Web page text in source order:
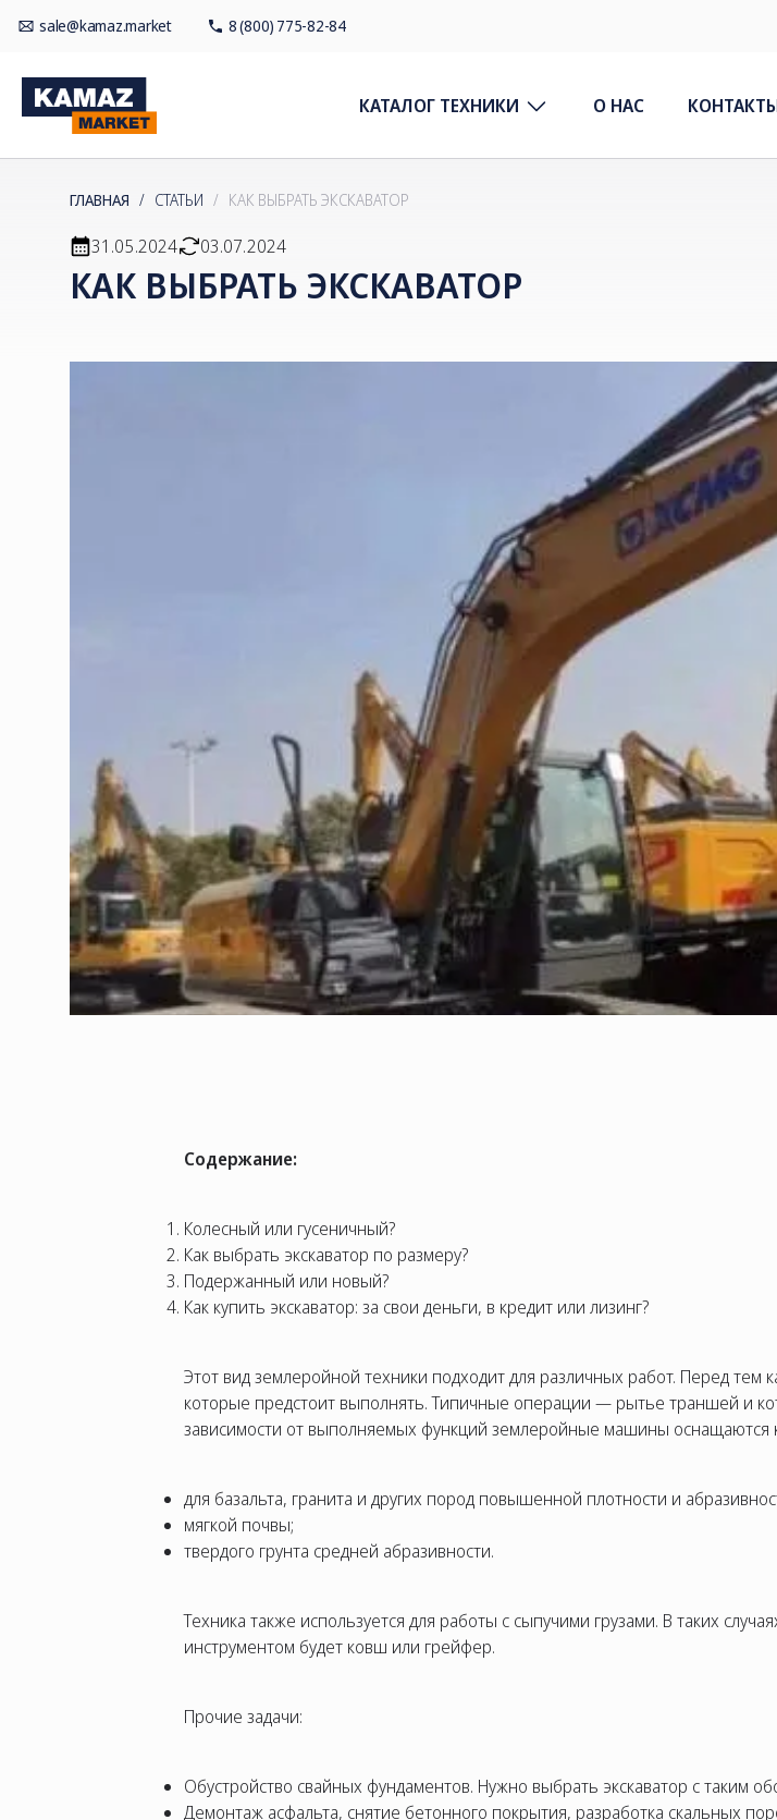
sale@kamaz.market 8 (800) 775-82-84
КАТАЛОГ ТЕХНИКИ О НАС
бесплатный
ПОЧТА
sale@kamaz.market
ГЛАВНАЯ / СТАТЬИ / КАК ВЫБРАТЬ ЭКСКАВАТОР
31.05.2024 03.07.2024
КАК ВЫБРАТЬ ЭКСКАВАТОР
Содержание:
Колесный или гусеничный?
Как выбрать экскаватор по размеру?
Подержанный или новый?
Как купить экскаватор: за свои деньги, в кредит или лизинг?
Этот вид землеройной техники подходит для различных работ. Перед тем
которые предстоит выполнять. Типичные операции — рытье траншей и
зависимости от выполняемых функций землеройные машины оснащаются
для базальта, гранита и других пород повышенной плотности и
мягкой почвы;
твердого грунта средней абразивности.
Техника также используется для работы с сыпучими грузами. В таких
инструментом будет ковш или грейфер.
Прочие задачи:
Обустройство свайных фундаментов. Нужно выбрать экскаватор с таким
Демонтаж асфальта, снятие бетонного покрытия, разработка скальных